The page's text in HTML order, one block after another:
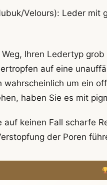
Velours): Leder
Ihren Ledertyp
auf eine
wahrscheinlich um ein
haben Sie es mit
auf keinen Fall scharfe
der Poren